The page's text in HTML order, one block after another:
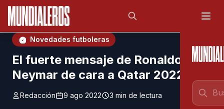
Saltar al contenido principal
Novedades futboleras
El fuerte mensaje de Ronaldo a
Neymar de cara a Qatar 2022
Redacción 9 ago 2022 3 min de lectura